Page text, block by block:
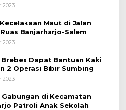
2023
Maut di Jalan
Banjarharjo-Salem
2023
Brebes Dapat Bantuan Kaki
2 Operasi Bibir Sumbing
2023
di Kecamatan
Patroli Anak Sekolah